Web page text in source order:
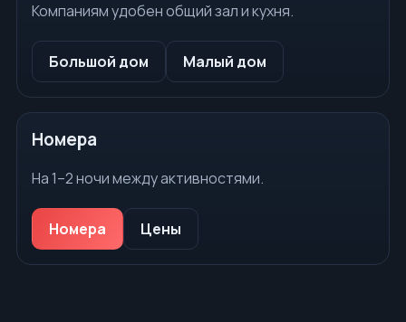
Компаниям удобен общий зал и кухня.
Большой дом Малый дом
Номера
На 1–2 ночи между активностями.
Номера Цены